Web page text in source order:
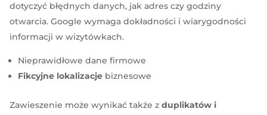
dotyczyć błędnych danych, jak adres czy godziny
otwarcia. Google wymaga dokładności i wiarygodności
informacji w wizytówkach.
Nieprawidłowe dane firmowe
Fikcyjne lokalizacje biznesowe
Zawieszenie może wynikać także zduplikatów i